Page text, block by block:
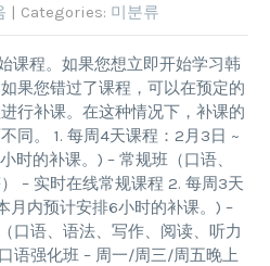
| Categories: 미분류
课程。如果您想立即开始学习韩
果您错过了课程，可以在预定的
行补课。在这种情况下，补课的
同。 1. 每周4天课程：2月3日 ~
时的补课。) – 常规班（口语、
– 实时在线常规课程 2. 每周3天
月内预计安排6小时的补课。) –
口语、语法、写作、阅读、听力
语强化班 – 周一/周三/周五晚上